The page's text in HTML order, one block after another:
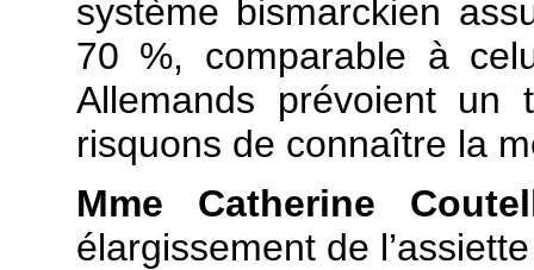
système bismarckien
70 %, comparable à
Allemands prévoient
risquons de connaître la
Mme Catherine
élargissement de